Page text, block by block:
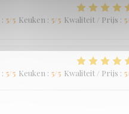
: 5/5 Keuken : 5/5 Kwaliteit / Prijs : 5
: 5/5 Keuken : 5/5 Kwaliteit / Prijs : 5